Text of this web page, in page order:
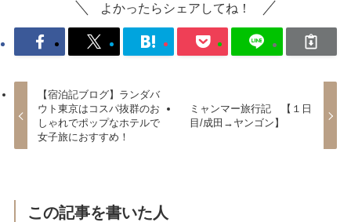
よかったらシェアしてね！
【宿泊記ブログ】ランダバ
ウト東京はコスパ抜群のお
しゃれでポップなホテルで
女子旅におすすめ！
ミャンマー旅行記 【１日
目/成田→ヤンゴン】
この記事を書いた人